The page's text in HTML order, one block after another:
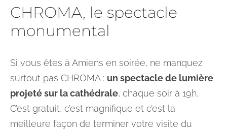
CHROMA, le spectacle
monumental
Si vous êtes à Amiens en soirée, ne manquez
surtout pas CHROMA : un spectacle de lumière
projeté sur la cathédrale, chaque soir à 19h.
C’est gratuit, c’est magnifique et c’est la
meilleure façon de terminer votre visite du